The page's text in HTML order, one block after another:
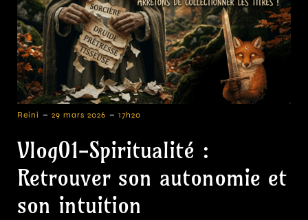
Reini - 29 mars 2026 - 17h20
Vlog01-Spiritualité :
Retrouver son autonomie et
son intuition